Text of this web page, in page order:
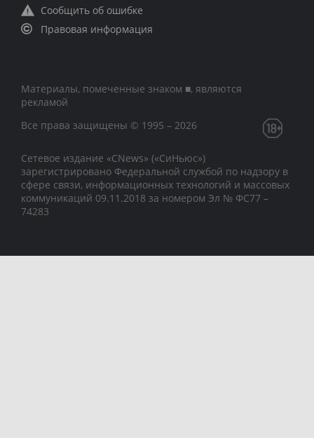
Сообщить об ошибке
Правовая информация
Материалы, помеченные знаком ■, являются
рекламой
Все права защищены © 1995 – 2026
Сетевое издание «CNews» («СиНьюс»)
зарегистрировано Федеральной службой по надзору в
сфере связи, информационных технологий и массовых
коммуникаций 09.11.2018 за номером Эл № ФС77 –
74283